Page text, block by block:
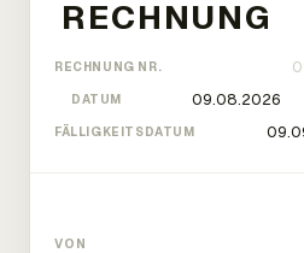
RECHNUNG NR.
DATUM
FÄLLIGKEITSDATUM
VON